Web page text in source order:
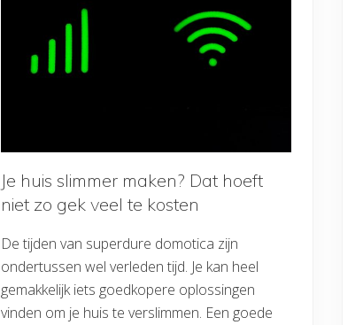
Je huis slimmer maken? Dat hoeft
niet zo gek veel te kosten
De tijden van superdure domotica zijn
ondertussen wel verleden tijd. Je kan heel
gemakkelijk iets goedkopere oplossingen
vinden om je huis te verslimmen. Een goede